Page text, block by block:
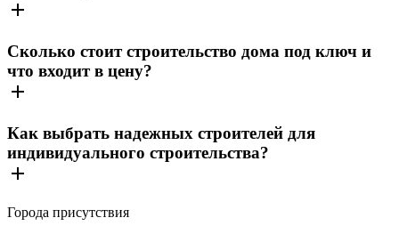
Сколько стоит строительство дома под ключ и
что входит в цену?
Как выбрать надежных строителей для
индивидуального строительства?
Города присутствия